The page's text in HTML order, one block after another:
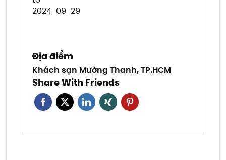
2024-09-29
Địa điểm
Khách sạn Mường Thanh, TP.HCM
Share With Friends